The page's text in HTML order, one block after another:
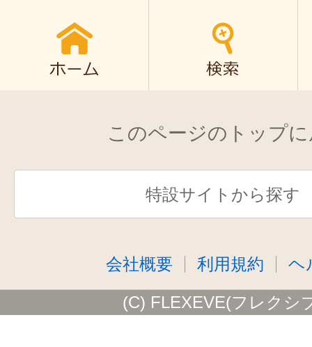
このページのトップ
特設サイトから探す
会社概要 利用規約 ヘ
(C) FLEXEVE(フレクシ